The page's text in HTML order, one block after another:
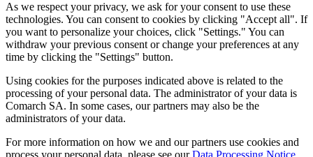
As we respect your privacy, we ask for your consent to use these
technologies. You can consent to cookies by clicking "Accept all". If
you want to personalize your choices, click "Settings." You can
withdraw your previous consent or change your preferences at any
time by clicking the "Settings" button.
Using cookies for the purposes indicated above is related to the
processing of your personal data. The administrator of your data is
Comarch SA. In some cases, our partners may also be the
administrators of your data.
For more information on how we and our partners use cookies and